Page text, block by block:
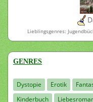
Lieblingsgenres:
GENRES
Dystopie Erotik
Kinderbuch